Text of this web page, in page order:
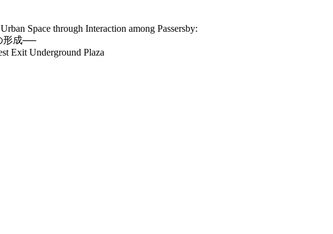
Space through Interaction among Passersby:
形成──
Exit Underground Plaza